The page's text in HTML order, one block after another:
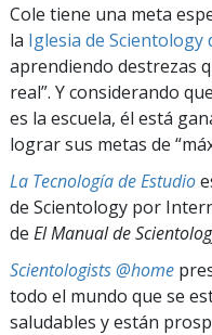
Cole tiene una meta
la Iglesia de Scientology
aprendiendo destrezas
real”. Y considerando
es la escuela, él está
lograr sus metas de
La Tecnología de Estudio
de Scientology por
de El Manual de
Scientologists @home
todo el mundo que se
saludables y están